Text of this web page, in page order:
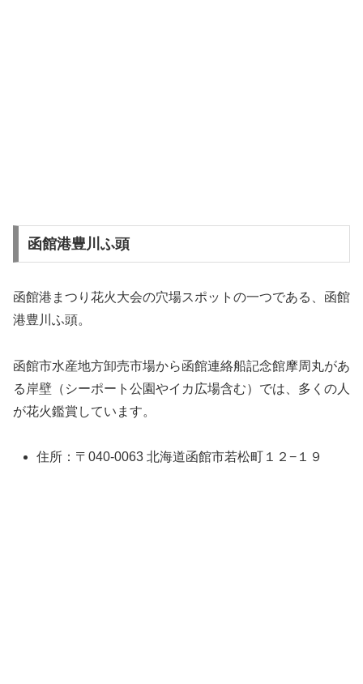
函館港豊川ふ頭
函館港まつり花火大会の穴場スポットの一つである、函館
港豊川ふ頭。
函館市水産地方卸売市場から函館連絡船記念館摩周丸があ
る岸壁（シーポート公園やイカ広場含む）では、多くの人
が花火鑑賞しています。
住所：〒040-0063 北海道函館市若松町１２−１９